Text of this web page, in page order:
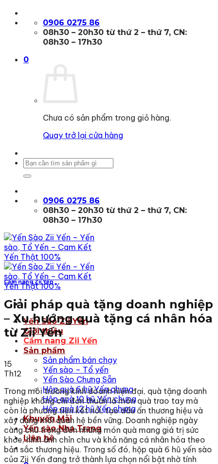
qua
0906 0275 86
08h30 – 20h30 từ thứ 2 – thứ 7, CN:
08h30 – 17h30
0
Chưa có sản phẩm trong giỏ hàng.
Quay trở lại cửa hàng
Tìm
0906 0275 86
08h30 – 20h30 từ thứ 2 – thứ 7, CN:
08h30 – 17h30
Yến Sào Zii Yến
Giới thiệu
Cẩm nang Zii Yến
Sản phẩm
Sản phẩm bán chạy
Yến sào – Tổ yến
Yến Sào Chưng Sẵn
Hộp quà 6 hũ Yến chưng
Hộp quà 10 hũ Yến chưng
Hộp quà 12 hũ Yến chưng
Khuyến Mãi
Yến sào Nha Trang
Liên hệ
Cẩm nang Zii Yến
Giải pháp quà tặng doanh nghiệp
– Xu hướng quà tặng cá nhân hóa
từ Zii Yến
15
Th12
Trong môi trường kinh doanh hiện đại, quà tặng doanh
nghiệp không chỉ đơn thuần là món quà trao tay mà
còn là phương tiện kết nối, tạo dấu ấn thương hiệu và
xây dựng mối quan hệ bền vững. Doanh nghiệp ngày
càng chú trọng đến những món quà mang giá trị sức
khỏe, hình ảnh chỉn chu và khả năng cá nhân hóa theo
bản sắc thương hiệu. Trong số đó, hộp quà 6 hũ yến sào
của Zii Yến đang trở thành lựa chọn nổi bật nhờ tính